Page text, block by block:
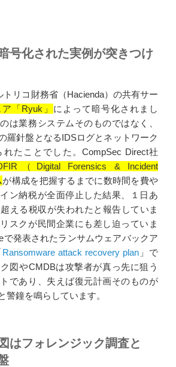
号化された実例が突きつけ
トリコ財務省（Hacienda）の共有サー
「Ryuk」 によって暗号化されまし
は業務システムそのものではなく、
羅針盤となるIDSログとネットワーク
たことでした。CompSec Direct社
（Digital Forensics & Incident
が構成を把握するまでに数時間を費や
ン納税が全面停止した結果、１日あ
える税収が失われたと報告していま
スクが民間企業にも差し迫っていま
で発表されたランサムウェアバックア
Ransomware attack recovery plan 」で
図やCMDBは攻撃者が真っ先に狙う
であり、失えば復元計画そのものが
警鐘を鳴らしています。
はフォレンジック調査と